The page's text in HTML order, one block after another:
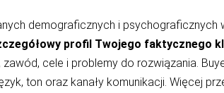
demograficznych i
profil Twojego faktycznego
zawód, cele i problemy do rozwiązania.
ton oraz kanały komunikacji. Więcej